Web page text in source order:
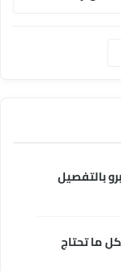
سعر ومواصفات انفنكس نوت 60 برو بالتفصيل
سعر ومواصفات انفنكس نوت 60 كل ما تحتاج